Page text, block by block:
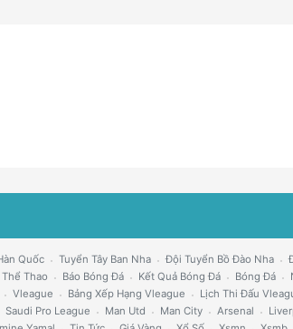
Quốc Tuyển Tây Ban Nha Đội Tuyển Bồ Đào Nha
Thao Báo Bóng Đá Kết Quả Bóng Đá Bóng Đá
Vleague Bảng Xếp Hạng Vleague Lịch Thi Đấu
Saudi Pro League Man Utd Man City Arsenal